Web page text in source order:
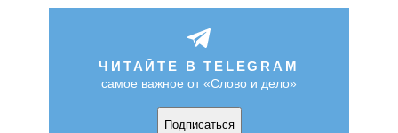
ЧИТАЙТЕ В TELEGRAM
самое важное от «Слово и дело»
Подписаться